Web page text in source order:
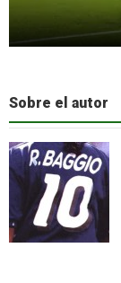
Sobre el autor